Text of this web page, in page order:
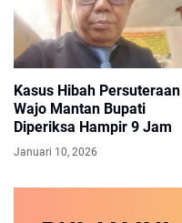
Kasus Hibah Persuteraan
Wajo Mantan Bupati
Diperiksa Hampir 9 Jam
Januari 10, 2026